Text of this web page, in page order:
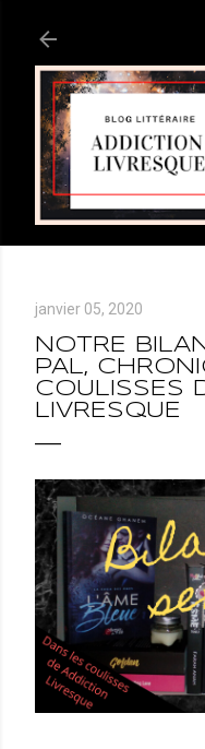
janvier 05, 2020
NOTRE
PAL,
COULISSES
LIVRESQUE